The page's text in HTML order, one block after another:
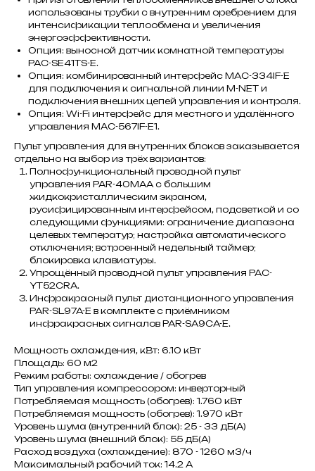
использованы трубки с внутренним оребрением для
интенсификации теплообмена и увеличения
энергоэффективности.
Опция: выносной датчик комнатной температуры
PAC-SE41TS-E.
Опция: комбинированный интерфейс MAC-334IF-E
для подключения к сигнальной линии M-NET и
подключения внешних цепей управления и контроля.
Опция: Wi-Fi интерфейс для местного и удалённого
управления MAC-567IF-E1.
Пульт управления для внутренних блоков заказывается
отдельно на выбор из трёх вариантов:
Полнофункциональный проводной пульт
управления PAR-40MAA с большим
жидкокристаллическим экраном,
русифицированным интерфейсом, подсветкой и со
следующими функциями: ограничение диапазона
целевых температур; настройка автоматического
отключения; встроенный недельный таймер;
блокировка клавиатуры.
Упрощённый проводной пульт управления PAC-
YT52CRA.
Инфракрасный пульт дистанционного управления
PAR-SL97A-E в комплекте с приёмником
инфракрасных сигналов PAR-SA9CA-E.
Мощность охлаждения, кВт: 6.10 кВт
Площадь: 60 м2
Режим работы: охлаждение / обогрев
Тип управления компрессором: инверторный
Потребляемая мощность (обогрев): 1.760 кВт
Потребляемая мощность (обогрев): 1.970 кВт
Уровень шума (внутренний блок): 25 - 33 дБ(А)
Уровень шума (внешний блок): 55 дБ(А)
Расход воздуха (охлаждение): 870 - 1260 м3/ч
Максимальный рабочий ток: 14.2 A